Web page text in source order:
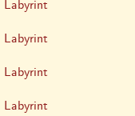
Labyrint
Labyrint
Labyrint
Labyrint